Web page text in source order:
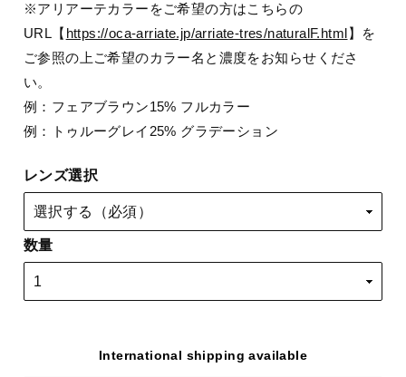
※アリアーテカラーをご希望の方はこちらの
URL【 https://oca-arriate.jp/arriate-tres/naturalF.html】を
ご参照の上ご希望のカラー名と濃度をお知らせくださ
い。
例：フェアブラウン15% フルカラー
例：トゥルーグレイ25% グラデーション
レンズ選択
数量
International shipping available